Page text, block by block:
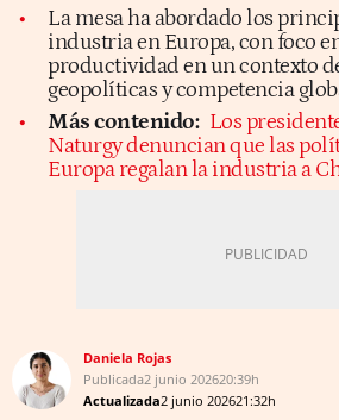
La mesa ha abordado los
industria en Europa, con foco
productividad en un contexto
geopolíticas y competencia
Más contenido: Los
Naturgy denuncian que las
Europa regalan la industria a
Daniela Rojas
Publicada2 junio 202620:39h
Actualizada2 junio 202621:32h